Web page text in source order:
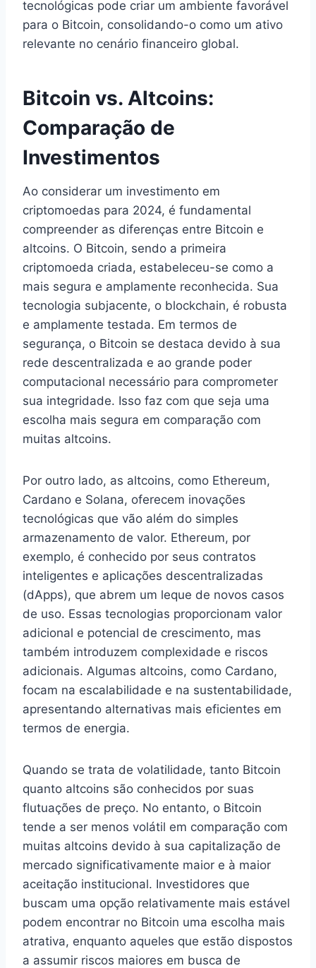
tecnológicas pode criar um ambiente favorável
para o Bitcoin, consolidando-o como um ativo
relevante no cenário financeiro global.
Bitcoin vs. Altcoins:
Comparação de
Investimentos
Ao considerar um investimento em
criptomoedas para 2024, é fundamental
compreender as diferenças entre Bitcoin e
altcoins. O Bitcoin, sendo a primeira
criptomoeda criada, estabeleceu-se como a
mais segura e amplamente reconhecida. Sua
tecnologia subjacente, o blockchain, é robusta
e amplamente testada. Em termos de
segurança, o Bitcoin se destaca devido à sua
rede descentralizada e ao grande poder
computacional necessário para comprometer
sua integridade. Isso faz com que seja uma
escolha mais segura em comparação com
muitas altcoins.
Por outro lado, as altcoins, como Ethereum,
Cardano e Solana, oferecem inovações
tecnológicas que vão além do simples
armazenamento de valor. Ethereum, por
exemplo, é conhecido por seus contratos
inteligentes e aplicações descentralizadas
(dApps), que abrem um leque de novos casos
de uso. Essas tecnologias proporcionam valor
adicional e potencial de crescimento, mas
também introduzem complexidade e riscos
adicionais. Algumas altcoins, como Cardano,
focam na escalabilidade e na sustentabilidade,
apresentando alternativas mais eficientes em
termos de energia.
Quando se trata de volatilidade, tanto Bitcoin
quanto altcoins são conhecidos por suas
flutuações de preço. No entanto, o Bitcoin
tende a ser menos volátil em comparação com
muitas altcoins devido à sua capitalização de
mercado significativamente maior e à maior
aceitação institucional. Investidores que
buscam uma opção relativamente mais estável
podem encontrar no Bitcoin uma escolha mais
atrativa, enquanto aqueles que estão dispostos
a assumir riscos maiores em busca de